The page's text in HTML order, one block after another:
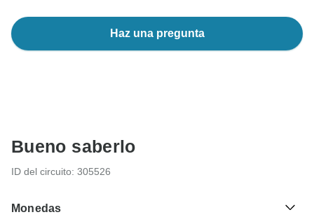
Haz una pregunta
Bueno saberlo
ID del circuito: 305526
Monedas